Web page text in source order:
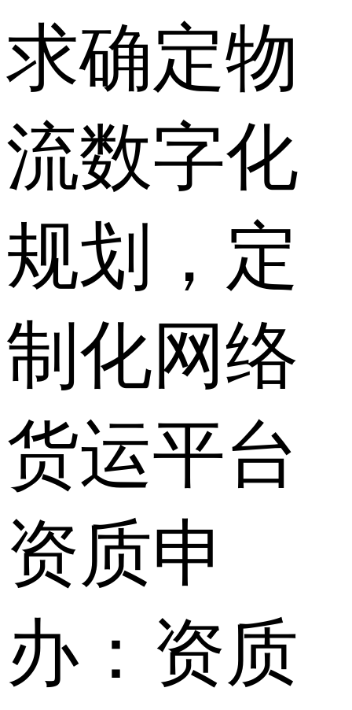
求确定物
流数字化
规划，定
制化网络
货运平台
资质申
办：资质